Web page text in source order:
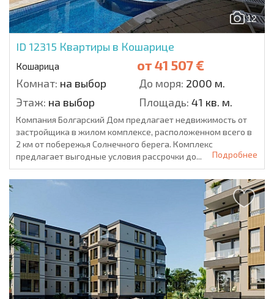
12
ID 12315 Квартиры в Кошарице
Кошарица от41 507 €
Комнат: на выбор До моря: 2000 м.
Этаж: на выбор Площадь: 41 кв. м.
Компания Болгарский Дом предлагает недвижимость от
застройщика в жилом комплексе, расположенном всего в
2 км от побережья Солнечного берега. Комплекс
предлагает выгодные условия рассрочки до...
Подробнее